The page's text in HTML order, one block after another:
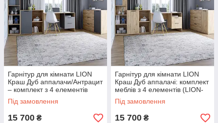
Гарнітур для кімнати LION
Краш Дуб аппалачи/Антрацит
– комплект з 4 елементів
(LION-044183)
Під замовлення
15 700 ₴
Гарнітур для кімнати LION
Краш Дуб аппалачі: комплект
меблів з 4 елементів (LION-
044184)
Під замовлення
15 700 ₴